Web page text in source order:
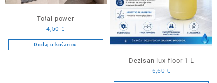
Total power
4,50 €
Dodaj u košaricu
Dezisan lux floor 1 L
6,60€